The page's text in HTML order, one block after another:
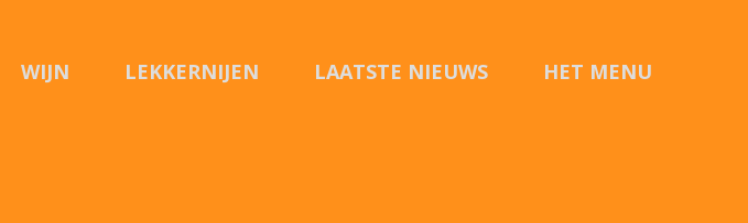
WIJN LEKKERNIJEN LAATSTE NIEUWS HET MENU